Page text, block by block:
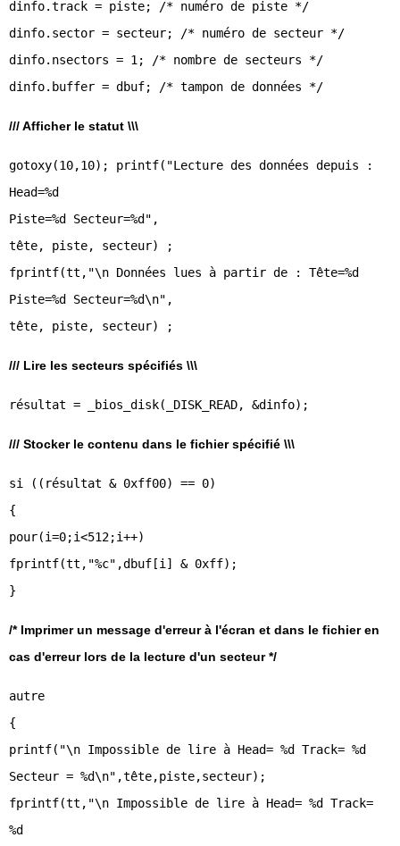
dinfo.track = piste; /* numéro de piste */
dinfo.sector = secteur; /* numéro de secteur */
dinfo.nsectors = 1; /* nombre de secteurs */
/// Afficher le statut \\\
gotoxy(10,10); printf("Lecture des données depuis :
Head=%d
Piste=%d Secteur=%d",
tête, piste, secteur) ;
fprintf(tt,"\n Données lues à partir de : Tête=%d
Piste=%d Secteur=%d\n",
/// Lire les secteurs spécifiés \\\
/// Stocker le contenu dans le fichier spécifié \\\
si ((résultat & 0xff00) == 0)
{
pour(i=0;i<512;i++)
fprintf(tt,"%c",dbuf[i] & 0xff);
}
/* Imprimer un message d'erreur à l'écran et dans le fichier en
cas d'erreur lors de la lecture d'un secteur */
autre
{
printf("\n Impossible de lire à Head= %d Track= %d
Secteur = %d\n",tête,piste,secteur);
fprintf(tt,"\n Impossible de lire à Head= %d Track=
%d